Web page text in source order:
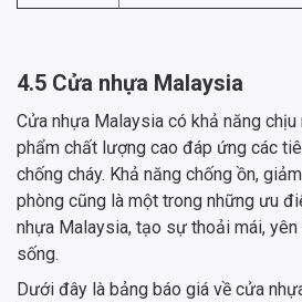
4.5 Cửa nhựa Malaysia
Cửa nhựa Malaysia có khả năng
phẩm chất lượng cao đáp ứng các
chống cháy. Khả năng chống ồn,
phòng cũng là một trong những ưu
nhựa Malaysia, tạo sự thoải mái,
sống.
Dưới đây là bảng báo giá về cửa